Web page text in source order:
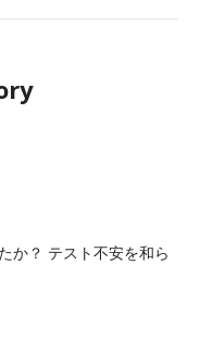
か？ テスト不安を和ら